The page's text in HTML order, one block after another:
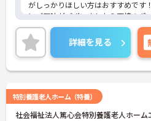
がしっかりほしい方はおすすめです
にご興味がございましたら面接のポ
しますので是非ご応募お待ちしてお
詳細を見る
特別養護老人ホーム（特養）
社会福祉法人篤心会特別養護老人ホーム